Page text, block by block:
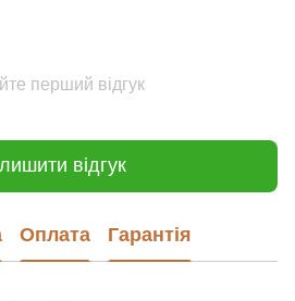
перший відгук
відгук
Оплата Гарантія